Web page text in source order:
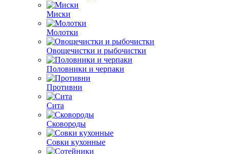
Миски
Молотки
Овощечистки и рыбочистки
Половники и черпаки
Противни
Сита
Сковороды
Совки кухонные